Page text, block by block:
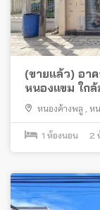
(ขายแล้ว) อา
หนองแขม ใกล้
หนองค้างพลู , ห
1 ห้องนอน 2